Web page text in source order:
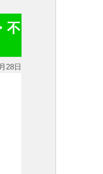
不
28日